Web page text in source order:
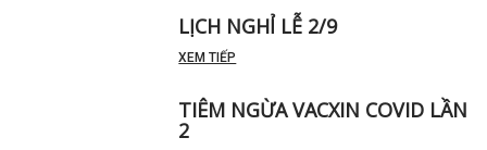
LỊCH NGHỈ LỄ 2/9
XEM TIẾP
TIÊM NGỪA VACXIN COVID LẦN
2